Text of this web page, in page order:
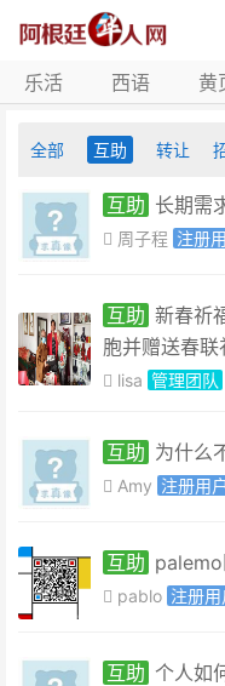
乐活 西语 黄
全部 互助 转让
互助 长期需
周子程 注册
互助 新春祈
胞并赠送春
lisa 管理团队
互助 为什么
Amy 注册用户
互助
pablo 注册用
互助 个人如